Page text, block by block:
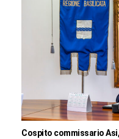
Cospito commissario